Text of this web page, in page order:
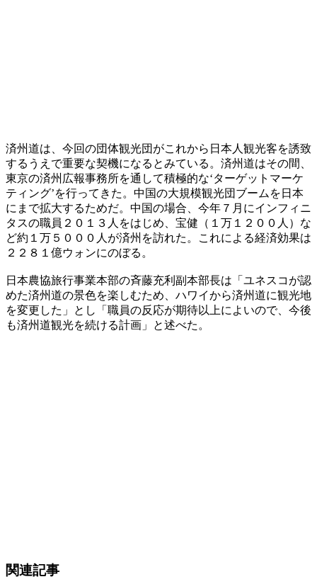
済州道は、今回の団体観光団がこれから日本人観光客を誘致
するうえで重要な契機になるとみている。済州道はその間、
東京の済州広報事務所を通して積極的な‘ターゲットマーケ
ティング’を行ってきた。中国の大規模観光団ブームを日本
にまで拡大するためだ。中国の場合、今年７月にインフィニ
タスの職員２０１３人をはじめ、宝健（１万１２００人）な
ど約１万５０００人が済州を訪れた。これによる経済効果は
２２８１億ウォンにのぼる。
日本農協旅行事業本部の斉藤充利副本部長は「ユネスコが認
めた済州道の景色を楽しむため、ハワイから済州道に観光地
を変更した」とし「職員の反応が期待以上によいので、今後
も済州道観光を続ける計画」と述べた。
関連記事